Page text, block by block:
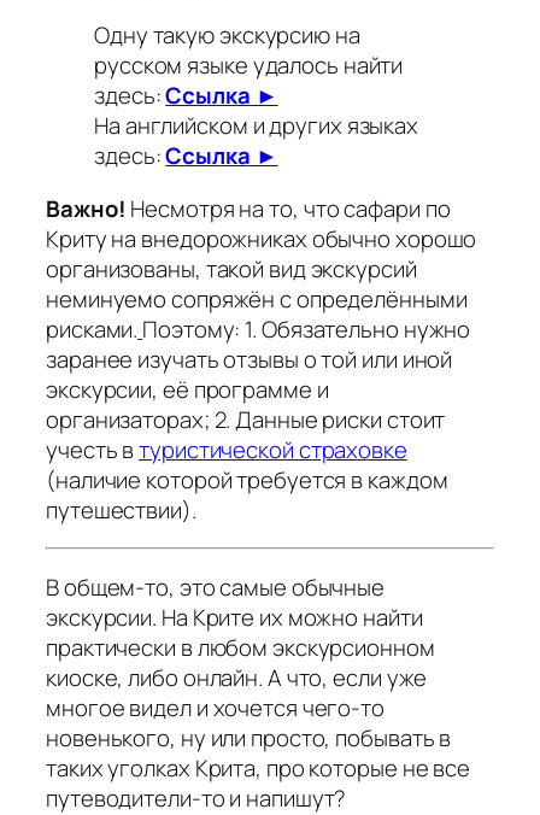
Одну такую экскурсию на
русском языке удалось найти
здесь:Ссылка ►
На английском и других языках
здесь:Ссылка ►
Важно! Несмотря на то, что сафари по
Криту на внедорожниках обычно хорошо
организованы, такой вид экскурсий
неминуемо сопряжён с определёнными
рисками. Поэтому: 1. Обязательно нужно
заранее изучать отзывы о той или иной
экскурсии, её программе и
организаторах; 2. Данные риски стоит
учесть втуристической страховке
(наличие которой требуется в каждом
путешествии).
В общем-то, это самые обычные
экскурсии. На Крите их можно найти
практически в любом экскурсионном
киоске, либо онлайн. А что, если уже
многое видел и хочется чего-то
новенького, ну или просто, побывать в
таких уголках Крита, про которые не все
путеводители-то и напишут?